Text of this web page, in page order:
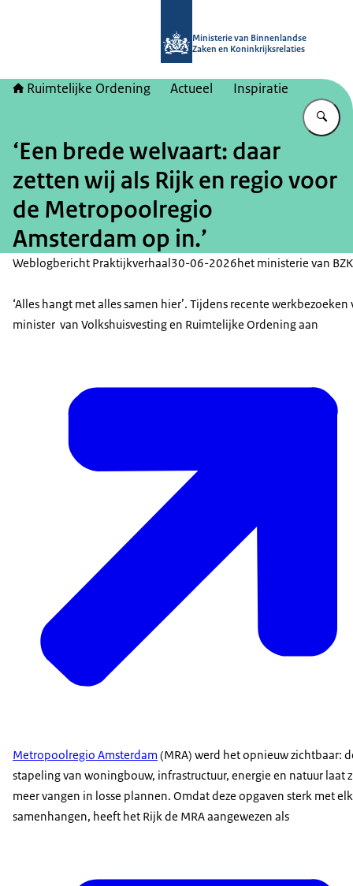
Ministerie van Binnenlandse
Zaken en Koninkrijksrelaties
Ruimtelijke Ordening Actueel Inspiratie
‘Een brede welvaart: daar
zetten wij als Rijk en regio voor
de Metropoolregio
Amsterdam op in.’
Weblogbericht Praktijkverhaal30-06-2026het ministerie van BZK
‘Alles hangt met alles samen hier’. Tijdens recente werkbezoeken
minister van Volkshuisvesting en Ruimtelijke Ordening aan
Metropoolregio Amsterdam (MRA) werd het opnieuw zichtbaar:
stapeling van woningbouw, infrastructuur, energie en natuur laat
meer vangen in losse plannen. Omdat deze opgaven sterk met
samenhangen, heeft het Rijk de MRA aangewezen als